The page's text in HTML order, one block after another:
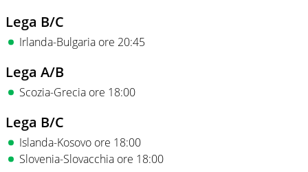
Lega B/C
Irlanda-Bulgaria ore 20:45
Lega A/B
Scozia-Grecia ore 18:00
Lega B/C
Islanda-Kosovo ore 18:00
Slovenia-Slovacchia ore 18:00